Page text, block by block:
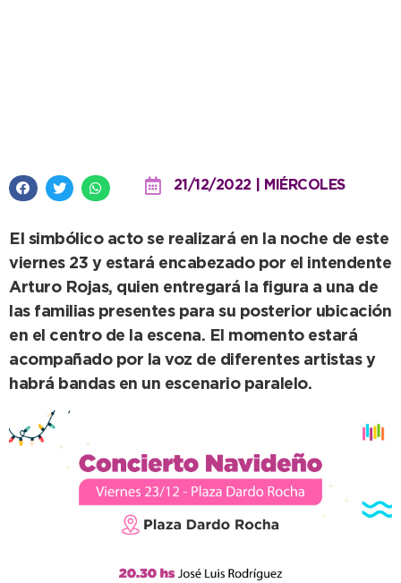
21/12/2022 | MIÉRCOLES
El simbólico acto se realizará en la noche de este
viernes 23 y estará encabezado por el intendente
Arturo Rojas, quien entregará la figura a una de
las familias presentes para su posterior ubicación
en el centro de la escena. El momento estará
acompañado por la voz de diferentes artistas y
habrá bandas en un escenario paralelo.